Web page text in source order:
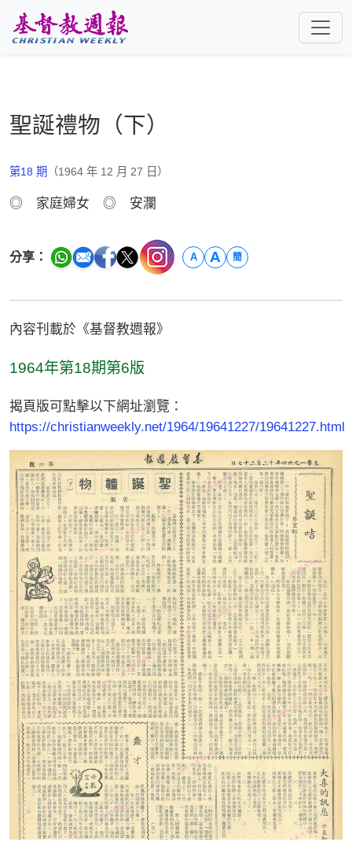
聖誕禮物（下）
第18 期 （1964 年 12 月 27 日）
◎ 家庭婦女 ◎ 安瀾
分享： A A 簡
內容刊載於《基督教週報》
1964年第18期第6版
揭頁版可點擊以下網址瀏覽：
https://christianweekly.net/1964/19641227/19641227.html